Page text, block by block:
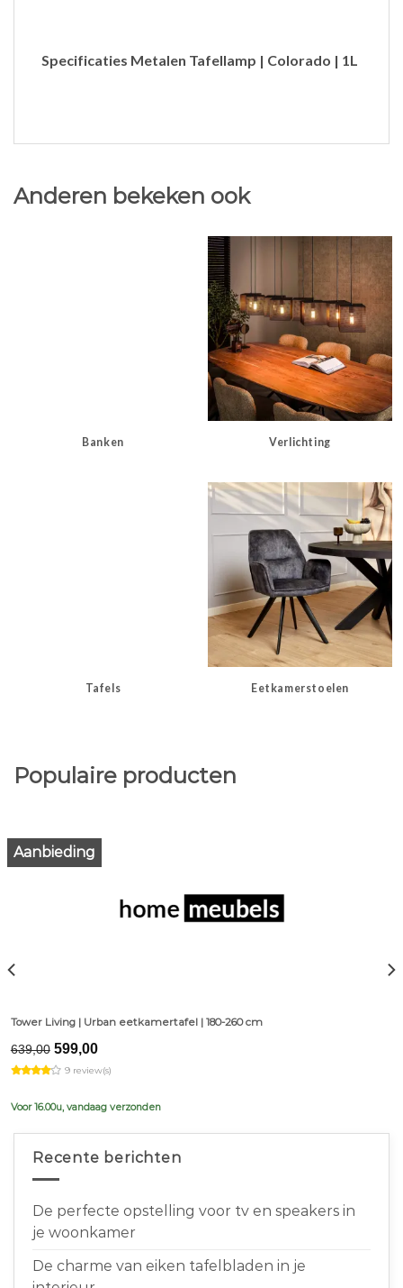
Specificaties Metalen Tafellamp | Colorado | 1L
Anderen bekeken ook
Banken Verlichting
Tafels Eetkamerstoelen
Populaire producten
Aanbieding
Tower Living | Urban eetkamertafel | 180-260 cm
639,00 Original
price
was:
599,00Current
is:
9 review(s)
Voor 16.00u, vandaag verzonden
Recente berichten
De perfecte opstelling voor tv en speakers in
je woonkamer
De charme van eiken tafelbladen in je